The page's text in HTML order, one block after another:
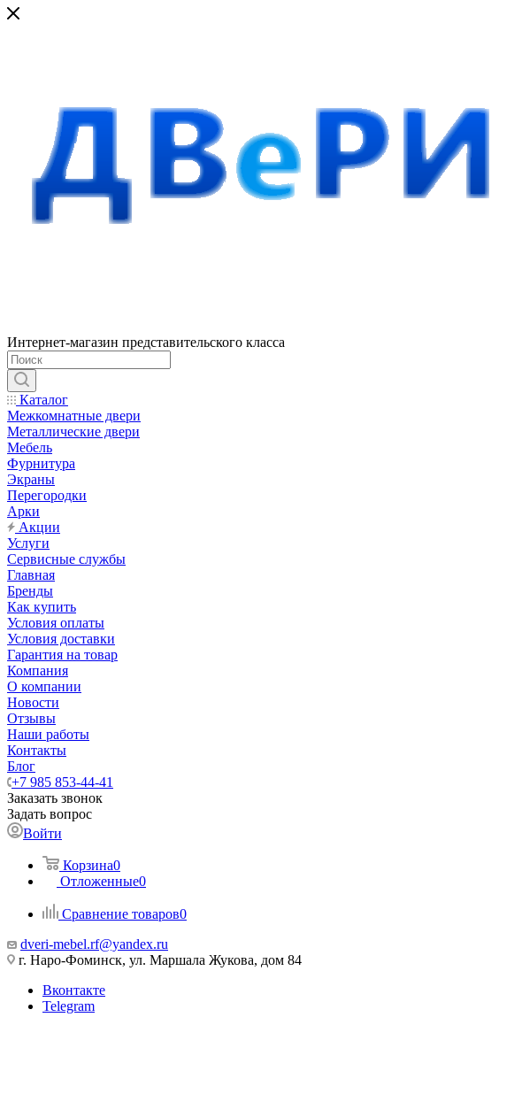
Интернет-магазин представительского класса
Каталог
Межкомнатные двери
Металлические двери
Мебель
Фурнитура
Экраны
Перегородки
Арки
Акции
Услуги
Сервисные службы
Главная
Бренды
Как купить
Условия оплаты
Условия доставки
Гарантия на товар
Компания
О компании
Новости
Отзывы
Наши работы
Контакты
Блог
+7 985 853-44-41
Заказать звонок
Задать вопрос
Войти
Корзина0
Отложенные0
Сравнение товаров0
dveri-mebel.rf@yandex.ru
г. Наро-Фоминск, ул. Маршала Жукова, дом 84
Вконтакте
Telegram